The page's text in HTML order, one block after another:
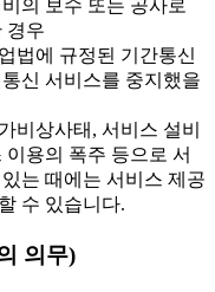
의 보수 또는 공사로
경우
법에 규정된 기간통신
신 서비스를 중지했을
비상사태, 서비스 설비
용의 폭주 등으로 서
는 때에는 서비스 제공
수 있습니다.
의무)